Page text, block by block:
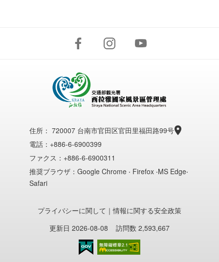
住所： 720007 台南市官田区官田里福田路99号
電話：+886-6-6900399
ファクス：+886-6-6900311
推奨ブラウザ：Google Chrome ‧ Firefox ‧MS Edge‧
Safari
プライバシーに関して ｜情報に関する安全政策
更新日 2026-08-08
訪問数 2,593,667